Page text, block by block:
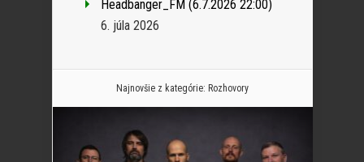
Headbanger_FM (6.7.2026 22:00)
6. júla 2026
Najnovšie z kategórie: Rozhovory